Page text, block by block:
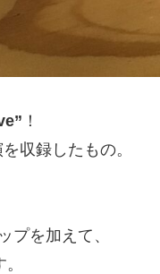
！
収録したもの。
プを加えて、